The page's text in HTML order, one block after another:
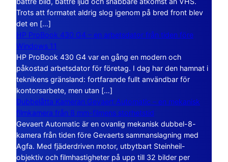
Trots att formatet aldrig slog igenom på bred front blev
det en […]
HP ProBook 430 G4 – en arbetsdator från tiden före
Windows 11
HP ProBook 430 G4 var en gång en modern och
påkostad arbetsdator för företag. I dag har den hamnat i
teknikens gränsland: fortfarande fullt användbar för
kontorsarbete, men utan […]
Dubbelåtta Kameran Gevaert Automatic – en mekanisk
filmkamera från 8 mm-filmens storhetstid
Gevaert Automatic är en ovanlig mekanisk dubbel-8-
kamera från tiden före Gevaerts sammanslagning med
Agfa. Med fjäderdriven motor, utbytbart Steinheil-
objektiv och filmhastigheter på upp till 32 bilder per